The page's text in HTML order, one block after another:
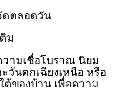
ตลอดวัน
ม
ามเชื่อโบราณ นิยม
วันตกเฉียงเหนือ หรือ
ต้ของบ้าน เพื่อความ